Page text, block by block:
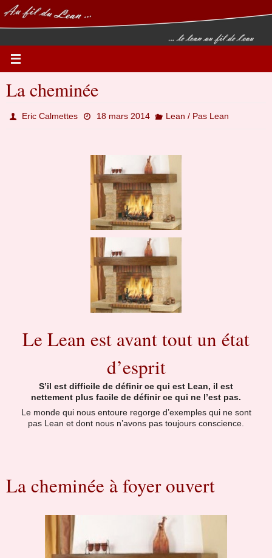
Passer
vers
le
La cheminée
Eric Calmettes 18 mars 2014 Lean / Pas Lean
Le Lean est avant tout un état
d’esprit
S’il est difficile de définir ce qui est Lean, il est
nettement plus facile de définir ce qui ne l’est pas.
Le monde qui nous entoure regorge d’exemples qui ne sont
pas Lean et dont nous n’avons pas toujours conscience.
La cheminée à foyer ouvert